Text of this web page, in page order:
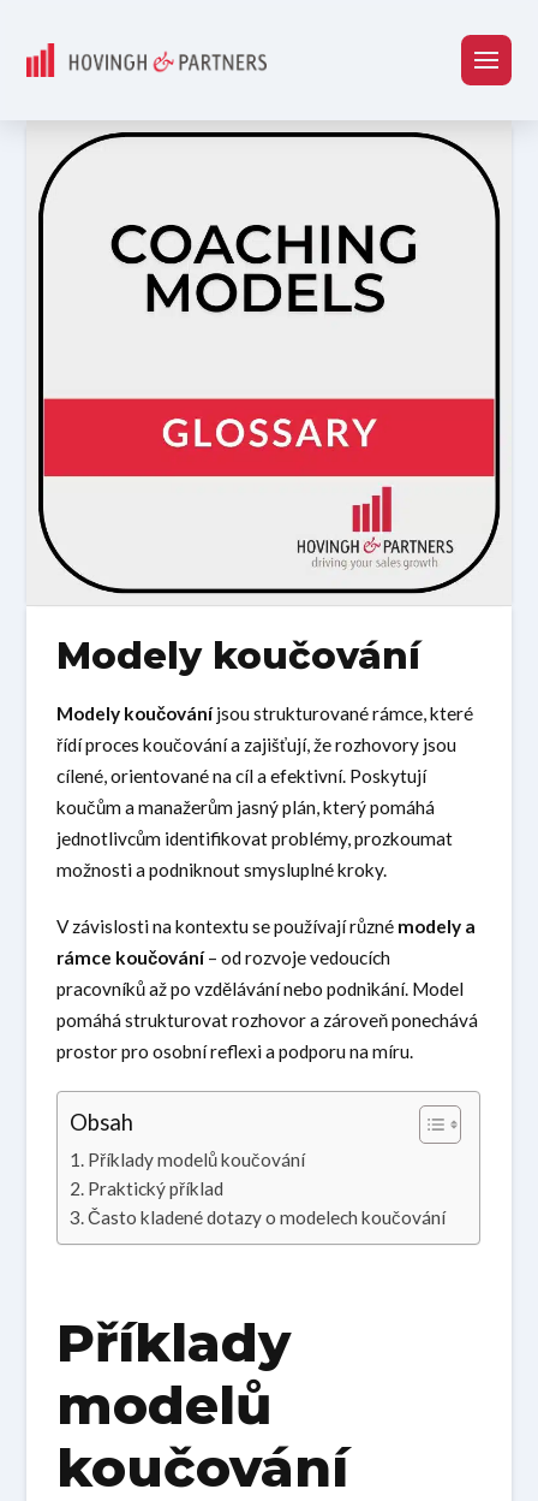
Modely koučování
Modely koučováníjsou strukturované rámce, které
řídí proces koučování a zajišťují, že rozhovory jsou
cílené, orientované na cíl a efektivní. Poskytují
koučům a manažerům jasný plán, který pomáhá
jednotlivcům identifikovat problémy, prozkoumat
možnosti a podniknout smysluplné kroky.
V závislosti na kontextu se používají různé modely a
rámce koučování– od rozvoje vedoucích
pracovníků až po vzdělávání nebo podnikání. Model
pomáhá strukturovat rozhovor a zároveň ponechává
prostor pro osobní reflexi a podporu na míru.
Obsah
Příklady modelů koučování
Praktický příklad
Často kladené dotazy o modelech koučování
Příklady
modelů
koučování